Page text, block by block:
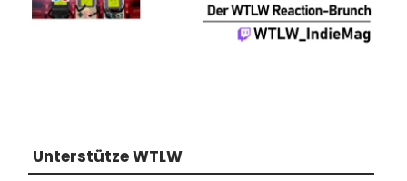
Unterstütze WTLW